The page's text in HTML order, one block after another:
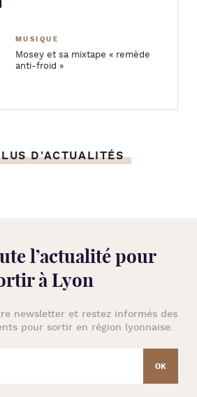
MUSIQUE
Mosey et sa mixtape « remède
anti-froid »
D'ACTUALITÉS
l’actualité pour
à Lyon
newsletter et restez informés des
pour sortir en région lyonnaise.